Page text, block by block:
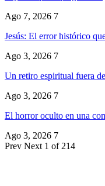
Ago 7, 2026 7
Jesús: El error histórico
Ago 3, 2026 7
Un retiro espiritual fuera
Ago 3, 2026 7
El horror oculto en una
Ago 3, 2026 7
Prev Next 1 of 214